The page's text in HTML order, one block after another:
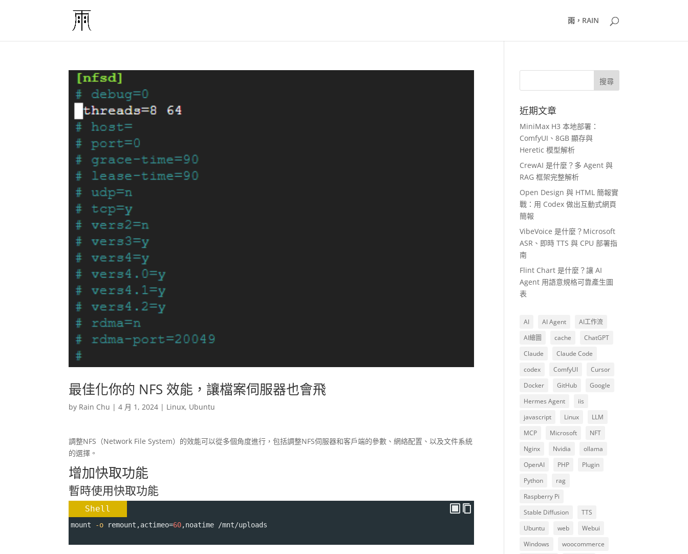
雨，RAIN
最佳化你的 NFS 效能，讓檔案伺服器也會飛
by Rain Chu |4 月 1, 2024 | Linux, Ubuntu
調整NFS（Network File System）的效能可以從多個角度進行，包括調整NFS伺服器和客戶端的參數、網絡配置、以及文件系統
的選擇。
增加快取功能
暫時使用快取功能
Shell
mount -o remount ,actimeo=60,noatime /mnt/uploads
近期文章
MiniMax H3 本地部署：
ComfyUI、8GB 顯存與
Heretic 模型解析
CrewAI 是什麼？多 Agent 與
RAG 框架完整解析
Open Design 與 HTML 簡報實
戰：用 Codex 做出互動式網頁
簡報
VibeVoice 是什麼？Microsoft
ASR、即時 TTS 與 CPU 部署指
南
Flint Chart 是什麼？讓 AI
Agent 用語意規格可靠產生圖
表
AI AI Agent
AI工作流
AI繪圖
cache
ChatGPT
Claude
Claude Code
codex
ComfyUI
Cursor
Docker
GitHub
Google
Hermes Agent
iis
javascript
Linux
LLM
MCP
Microsoft
NFT
Nginx
Nvidia
ollama
OpenAI
PHP
Plugin
Python
rag
Raspberry Pi
Stable Diffusion
TTS
Ubuntu
web
Webui
Windows
woocommerce